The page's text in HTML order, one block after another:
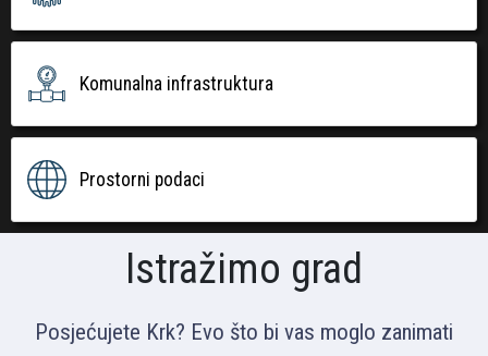
Komunalna infrastruktura
Prostorni podaci
Istražimo grad
Posjećujete Krk? Evo što bi vas moglo zanimati